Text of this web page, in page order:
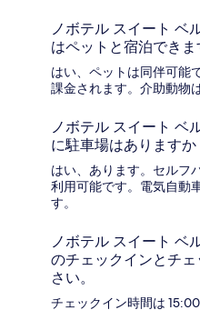
ノボテル スイート ベ
はペットと宿泊できま
はい、ペットは同伴可能
課金されます。介助動物
ノボテル スイート ベ
に駐車場はありますか
はい、あります。セルフ
利用可能です。電気自動
す。
ノボテル スイート ベ
のチェックインとチ
さい。
チェックイン時間は